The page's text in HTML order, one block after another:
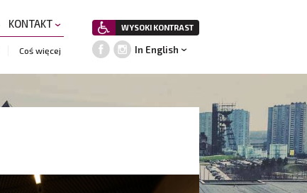
KONTAKT
Coś więcej
WYSOKI KONTRAST
In English